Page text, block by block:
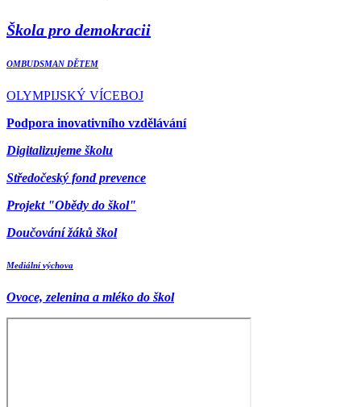
Škola pro demokracii
OMBUDSMAN DĚTEM
OLYMPIJSKÝ VÍCEBOJ
Podpora inovativního vzdělávání
Digitalizujeme školu
Středočeský fond prevence
Projekt "Obědy do škol"
Doučování žáků škol
Mediální výchova
Ovoce, zelenina a mléko do škol